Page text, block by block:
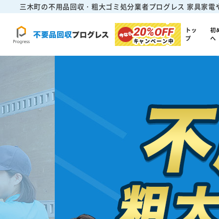
三木町の不用品回収・粗大ゴミ処分業者プログレス 家具家電
20%OFF
キャンペーン中
トッ
プ
初
へ